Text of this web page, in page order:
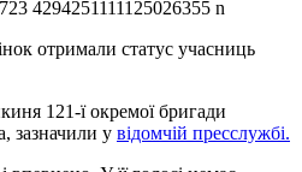
отримали статус учасниць
121-ї окремої бригади
зазначили у відомчій пресслужбі.